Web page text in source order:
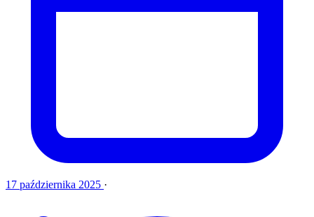
17 października 2025 ·